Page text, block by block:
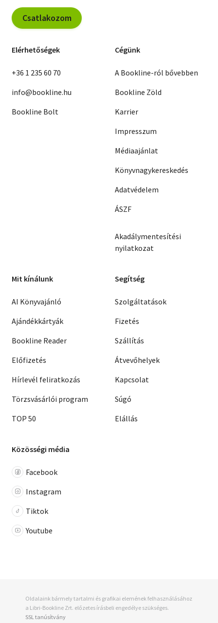
Csatlakozom
Elérhetőségek
+36 1 235 60 70
info@bookline.hu
Bookline Bolt
Cégünk
A Bookline-ról bővebben
Bookline Zöld
Karrier
Impresszum
Médiaajánlat
Könyvnagykereskedés
Adatvédelem
ÁSZF
Akadálymentesítési
nyilatkozat
Mit kínálunk
AI Könyvajánló
Ajándékkártyák
Bookline Reader
Előfizetés
Hírlevél feliratkozás
Törzsvásárlói program
TOP 50
Segítség
Szolgáltatások
Fizetés
Szállítás
Átvevőhelyek
Kapcsolat
Súgó
Elállás
Közösségi média
Facebook
Instagram
Tiktok
Youtube
Oldalaink bármely tartalmi és grafikai elemének felhasználásához
a Libri-Bookline Zrt. előzetes írásbeli engedélye szükséges.
SSL tanúsítvány